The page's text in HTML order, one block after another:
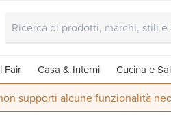
Fair Casa & Interni Cucina e
supporti alcune funzionalità